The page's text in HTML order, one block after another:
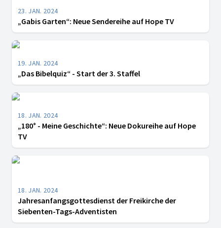
23. JAN. 2024
„Gabis Garten“: Neue Sendereihe auf Hope TV
19. JAN. 2024
„Das Bibelquiz“ - Start der 3. Staffel
18. JAN. 2024
„180° - Meine Geschichte“: Neue Dokureihe auf Hope
TV
18. JAN. 2024
Jahresanfangsgottesdienst der Freikirche der
Siebenten-Tags-Adventisten